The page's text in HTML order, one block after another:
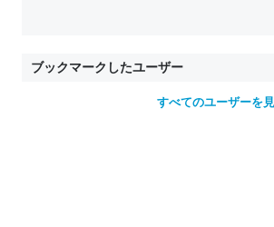
ブックマークしたユーザー
すべてのユーザーを